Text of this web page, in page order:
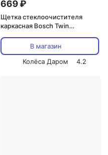
669 ₽
Щетка стеклоочистителя
каркасная Bosch Twin
В магазин
Колёса Даром
4.2